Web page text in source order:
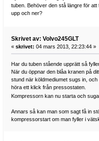
tuben. Behöver den stå längre för
upp och ner?
Skrivet av: Volvo245GLT
« skrivet: 04 mars 2013, 22:23:44 »
Har du tuben stående upprätt så
När du öppnar den blåa kranen på
stund när köldmediumet sugs in,
höra ett klick från pressostaten.
Kompressorn kan nu starta och
Annars så kan man som sagt få in
kompressorstart om man fyller i